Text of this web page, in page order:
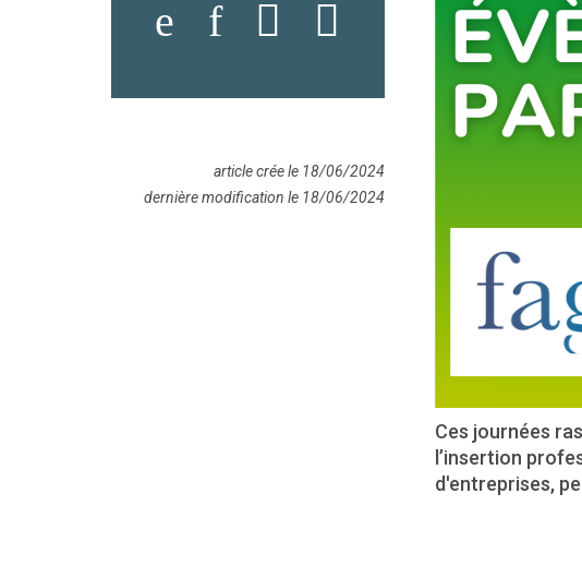
Ces journées
l’insertion
d'entreprises,
article crée le 18/06/2024
dernière modification le 18/06/2024